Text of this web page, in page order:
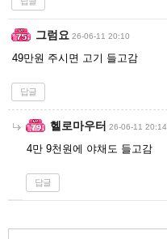
그럼요 26-06-11 20:10
49만원 주시면 고기 들고감
답글
헬로마우터 26-06-11 20:14
4만 9천원에 야채도 들고감
답글